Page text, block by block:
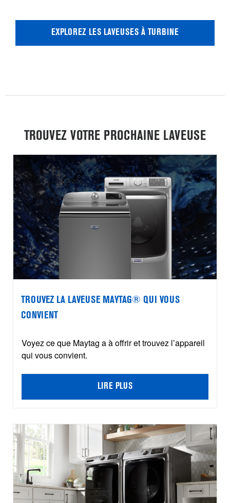
EXPLOREZ LES LAVEUSES À TURBINE
TROUVEZ VOTRE PROCHAINE LAVEUSE
TROUVEZ LA LAVEUSE MAYTAG® QUI VOUS
CONVIENT
Voyez ce que Maytag a à offrir et trouvez l’appareil
qui vous convient.
LIRE PLUS